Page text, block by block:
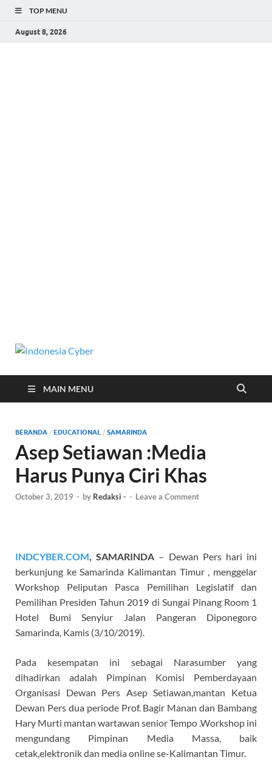
TOP MENU
August 8, 2026
Indonesia
Cyber
MAIN MENU
BERANDA / EDUCATIONAL / SAMARINDA
Asep Setiawan :Media
Harus Punya Ciri Khas
October 3, 2019 - by Redaksi - - Leave a Comment
INDCYBER.COM, SAMARINDA – Dewan Pers hari ini
berkunjung ke Samarinda Kalimantan Timur , menggelar
Workshop Peliputan Pasca Pemilihan Legislatif dan
Pemilihan Presiden Tahun 2019 di Sungai Pinang Room 1
Hotel Bumi Senyiur Jalan Pangeran Diponegoro
Samarinda, Kamis (3/10/2019).
Pada kesempatan ini sebagai Narasumber yang
dihadirkan adalah Pimpinan Komisi Pemberdayaan
Organisasi Dewan Pers Asep Setiawan,mantan Ketua
Dewan Pers dua periode Prof. Bagir Manan dan Bambang
Hary Murti mantan wartawan senior Tempo .Workshop ini
mengundang Pimpinan Media Massa, baik
cetak,elektronik dan media online se-Kalimantan Timur.